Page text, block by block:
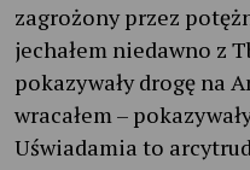
zagrożony przez
jechałem niedawno z
pokazywały drogę na
wracałem –
Uświadamia to